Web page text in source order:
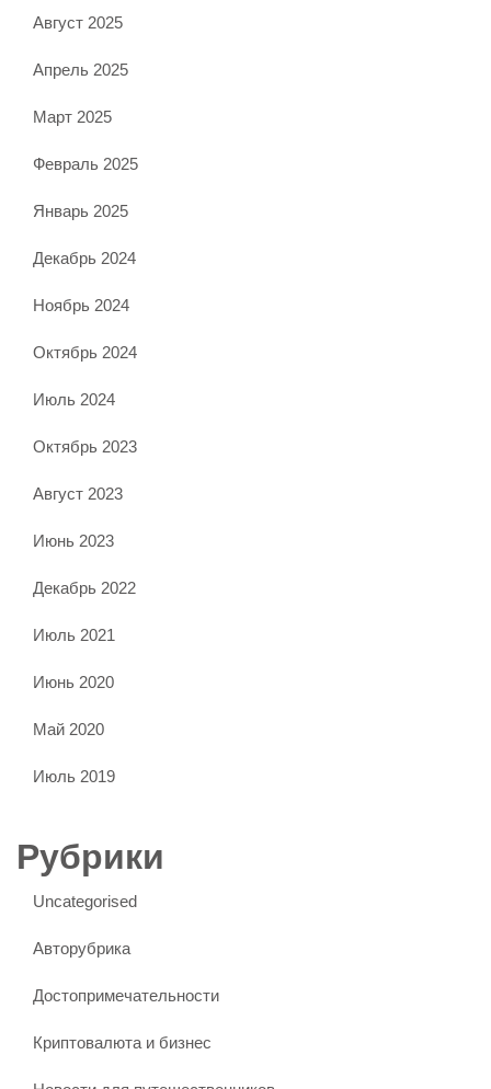
Август 2025
Апрель 2025
Март 2025
Февраль 2025
Январь 2025
Декабрь 2024
Ноябрь 2024
Октябрь 2024
Июль 2024
Октябрь 2023
Август 2023
Июнь 2023
Декабрь 2022
Июль 2021
Июнь 2020
Май 2020
Июль 2019
Рубрики
Uncategorised
Авторубрика
Достопримечательности
Криптовалюта и бизнес